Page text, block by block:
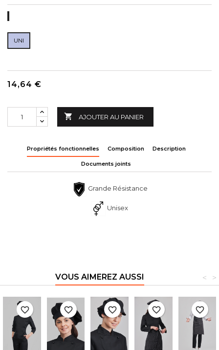
UNI
14,64 €
 AJOUTER AU PANIER
Propriétés fonctionnelles Composition Description
Documents joints
Grande Résistance
Unisex
VOUS AIMEREZ AUSSI >
<
favorite_border favorite_border favorite_border favorite_border favorite_border